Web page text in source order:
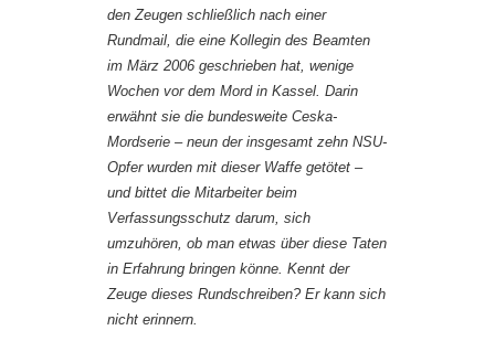
den Zeugen schließlich nach einer
Rundmail, die eine Kollegin des Beamten
im März 2006 geschrieben hat, wenige
Wochen vor dem Mord in Kassel. Darin
erwähnt sie die bundesweite Ceska-
Mordserie – neun der insgesamt zehn NSU-
Opfer wurden mit dieser Waffe getötet –
und bittet die Mitarbeiter beim
Verfassungsschutz darum, sich
umzuhören, ob man etwas über diese Taten
in Erfahrung bringen könne. Kennt der
Zeuge dieses Rundschreiben? Er kann sich
nicht erinnern.